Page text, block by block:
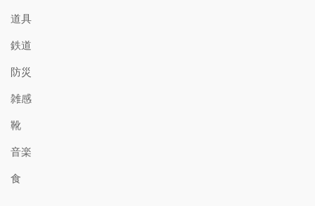
道具
鉄道
防災
雑感
靴
音楽
食